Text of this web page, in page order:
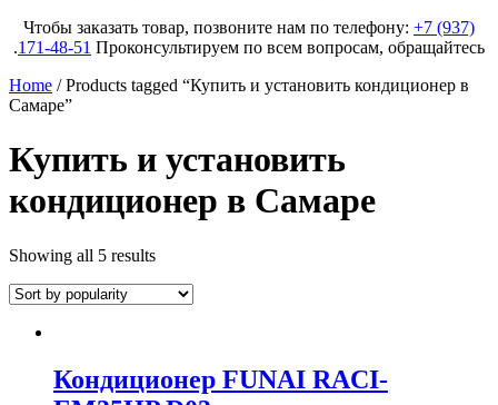
Чтобы заказать товар, позвоните нам по телефону: +7 (937)
171-48-51 Проконсультируем по всем вопросам, обращайтесь.
Home / Products tagged “Купить и установить кондиционер в
Самаре”
Купить и установить
кондиционер в Самаре
Showing all 5 results
Кондиционер FUNAI RACI-